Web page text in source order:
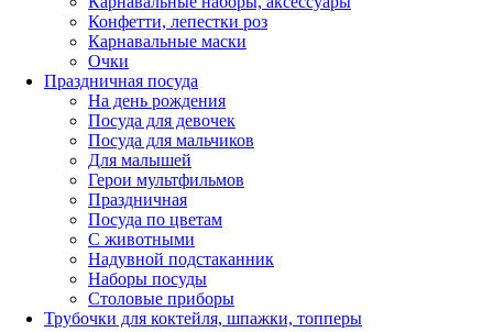
Конфетти, лепестки роз
Карнавальные маски
Очки
Праздничная посуда
На день рождения
Посуда для девочек
Посуда для мальчиков
Для малышей
Герои мультфильмов
Праздничная
Посуда по цветам
С животными
Надувной подстаканник
Наборы посуды
Столовые приборы
Трубочки для коктейля, шпажки, топперы